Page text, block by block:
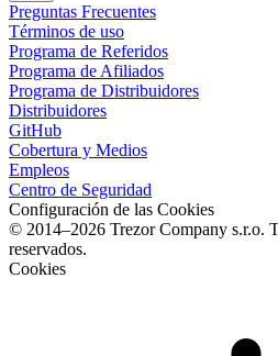
Preguntas Frecuentes
Términos de uso
Programa de Referidos
Programa de Afiliados
Programa de Distribuidores
Distribuidores
GitHub
Cobertura y Medios
Empleos
Centro de Seguridad
Configuración de las Cookies
© 2014–2026 Trezor Company s.r.o.
reservados.
Cookies